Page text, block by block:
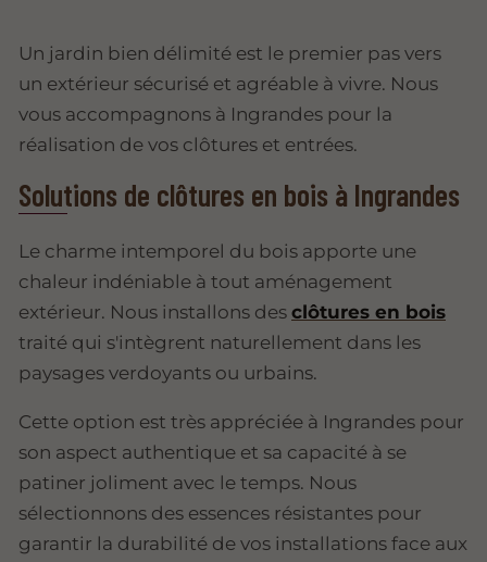
Un jardin bien délimité est le premier pas vers
un extérieur sécurisé et agréable à vivre. Nous
vous accompagnons à Ingrandes pour la
réalisation de vos clôtures et entrées.
Solutions de clôtures en bois à Ingrandes
Le charme intemporel du bois apporte une
chaleur indéniable à tout aménagement
extérieur. Nous installons des clôtures en bois
traité qui s'intègrent naturellement dans les
paysages verdoyants ou urbains.
Cette option est très appréciée à Ingrandes pour
son aspect authentique et sa capacité à se
patiner joliment avec le temps. Nous
sélectionnons des essences résistantes pour
garantir la durabilité de vos installations face aux